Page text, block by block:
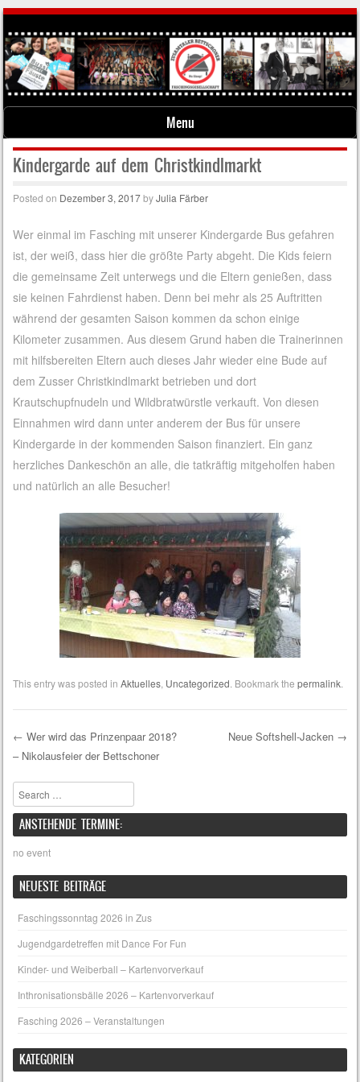
Menu
Skip to content
Kindergarde auf dem Christkindlmarkt
Posted on Dezember 3, 2017byJulia Färber
Wer einmal im Fasching mit unserer Kindergarde Bus gefahren
ist, der weiß, dass hier die größte Party abgeht. Die Kids feiern
die gemeinsame Zeit unterwegs und die Eltern genießen, dass
sie keinen Fahrdienst haben. Denn bei mehr als 25 Auftritten
während der gesamten Saison kommen da schon einige
Kilometer zusammen. Aus diesem Grund haben die Trainerinnen
mit hilfsbereiten Eltern auch dieses Jahr wieder eine Bude auf
dem Zusser Christkindlmarkt betrieben und dort
Krautschupfnudeln und Wildbratwürstle verkauft. Von diesen
Einnahmen wird dann unter anderem der Bus für unsere
Kindergarde in der kommenden Saison finanziert. Ein ganz
herzliches Dankeschön an alle, die tatkräftig mitgeholfen haben
und natürlich an alle Besucher!
This entry was posted in Aktuelles, Uncategorized. Bookmark the permalink.
Post navigation
← Wer wird das Prinzenpaar 2018?
– Nikolausfeier der Bettschoner
Neue Softshell-Jacken →
Search
ANSTEHENDE TERMINE:
no event
NEUESTE BEITRÄGE
Faschingssonntag 2026 in Zus
Jugendgardetreffen mit Dance For Fun
Kinder- und Weiberball – Kartenvorverkauf
Inthronisationsbälle 2026 – Kartenvorverkauf
Fasching 2026 – Veranstaltungen
KATEGORIEN